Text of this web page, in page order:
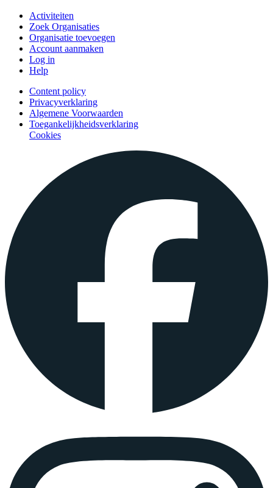
Activiteiten
Zoek Organisaties
Organisatie toevoegen
Account aanmaken
Log in
Help
Content policy
Privacyverklaring
Algemene Voorwaarden
Toegankelijkheidsverklaring
Cookies